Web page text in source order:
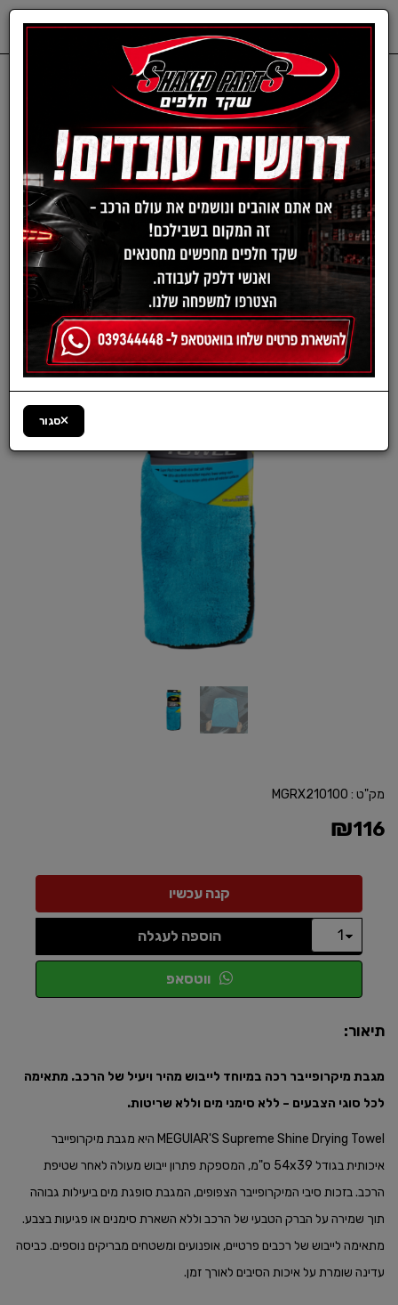
ציוד, אביזרים ומוצרים לרכב חומרי ניקוי לרכב
מגבת סופגת לייבוש הרכב -
SUPREME SHINE
DRYING TOWEL מבית
MEGUIAR'S | גודל
54X39 ס''מ
מק"ט : MGRX210100
₪116
הוספה לעגלה
ווטסאפ
תיאור:
מגבת מיקרופייבר רכה במיוחד לייבוש מהיר ויעיל של הרכב. מתאימה
לכל סוגי הצבעים – ללא סימני מים וללא שריטות.​
MEGUIAR'S Supreme Shine Drying Towel היא מגבת מיקרופייבר
איכותית בגודל 54x39 ס"מ, המספקת פתרון ייבוש מעולה לאחר שטיפת
הרכב. בזכות סיבי המיקרופייבר הצפופים, המגבת סופגת מים ביעילות גבוהה
תוך שמירה על הברק הטבעי של הרכב וללא השארת סימנים או פגיעות בצבע.
מתאימה לייבוש של רכבים פרטיים, אופנועים ומשטחים מבריקים נוספים. כביסה
עדינה שומרת על איכות הסיבים לאורך זמן.
סגור